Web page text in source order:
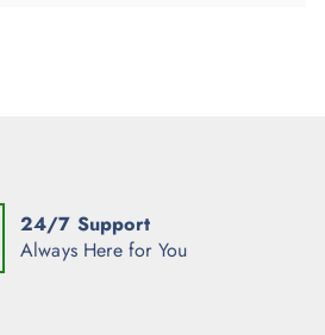
24/7 Support
Always Here for You